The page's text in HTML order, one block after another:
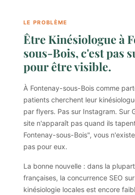
LE PROBLÈME
Être Kinésiologue à
sous-Bois, c'est pas
pour être visible.
À Fontenay-sous-Bois comme
patients cherchent leur
par flyers. Pas sur Instagram. Sur
site n'apparaît pas quand ils
Fontenay-sous-Bois", vous
pas pour eux.
La bonne nouvelle : dans la
françaises, la concurrence SEO
kinésiologie locales est encore